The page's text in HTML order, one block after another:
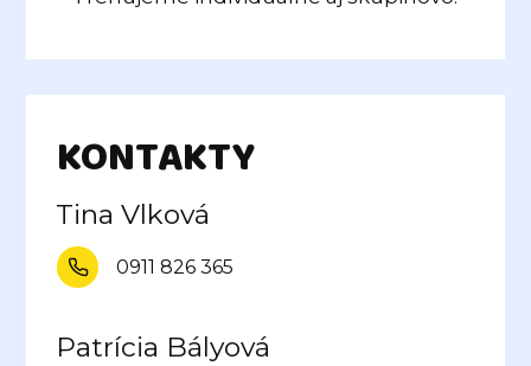
KONTAKTY
Tina Vlková
0911 826 365
Patrícia Bályová